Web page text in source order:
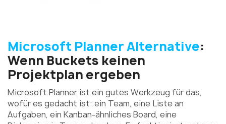
Microsoft Planner Alternative:
Wenn Buckets keinen
Projektplan ergeben
Microsoft Planner ist ein gutes Werkzeug für das,
wofür es gedacht ist: ein Team, eine Liste an
Aufgaben, ein Kanban-ähnliches Board, eine